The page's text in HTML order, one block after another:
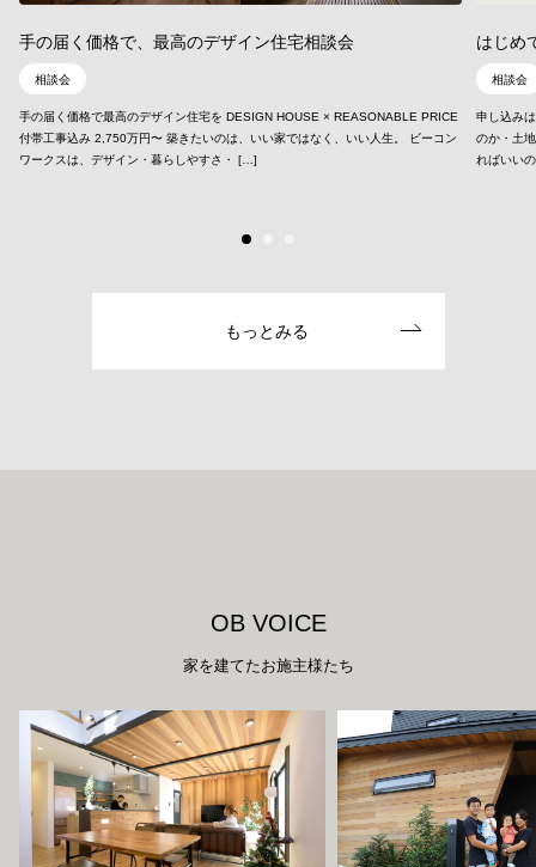
手の届く価格で、最高のデザイン住宅相談会
相談会
手の届く価格で最高のデザイン住宅を DESIGN HOUSE × REASONABLE PRICE
付帯工事込み 2,750万円〜 築きたいのは、いい家ではなく、いい人生。 ビーコン
ワークスは、デザイン・暮らしやすさ・ […]
はじめ
相談会
申し込み
のか・土
ればいい
もっとみる
OB VOICE
家を建てたお施主様たち